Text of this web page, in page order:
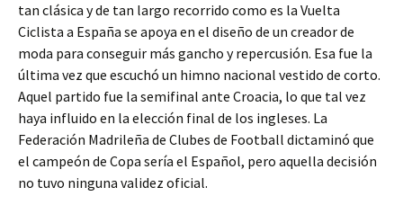
tan clásica y de tan largo recorrido como es la Vuelta
Ciclista a España se apoya en el diseño de un creador de
moda para conseguir más gancho y repercusión. Esa fue la
última vez que escuchó un himno nacional vestido de corto.
Aquel partido fue la semifinal ante Croacia, lo que tal vez
haya influido en la elección final de los ingleses. La
Federación Madrileña de Clubes de Football dictaminó que
el campeón de Copa sería el Español, pero aquella decisión
no tuvo ninguna validez oficial.